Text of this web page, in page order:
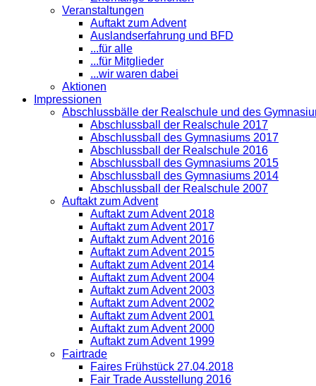
Veranstaltungen
Auftakt zum Advent
Auslandserfahrung und BFD
...für alle
...für Mitglieder
...wir waren dabei
Aktionen
Impressionen
Abschlussbälle der Realschule und des
Abschlussball der Realschule 2017
Abschlussball des Gymnasiums 2017
Abschlussball der Realschule 2016
Abschlussball des Gymnasiums 2015
Abschlussball des Gymnasiums 2014
Abschlussball der Realschule 2007
Auftakt zum Advent
Auftakt zum Advent 2018
Auftakt zum Advent 2017
Auftakt zum Advent 2016
Auftakt zum Advent 2015
Auftakt zum Advent 2014
Auftakt zum Advent 2004
Auftakt zum Advent 2003
Auftakt zum Advent 2002
Auftakt zum Advent 2001
Auftakt zum Advent 2000
Auftakt zum Advent 1999
Fairtrade
Faires Frühstück 27.04.2018
Fair Trade Ausstellung 2016